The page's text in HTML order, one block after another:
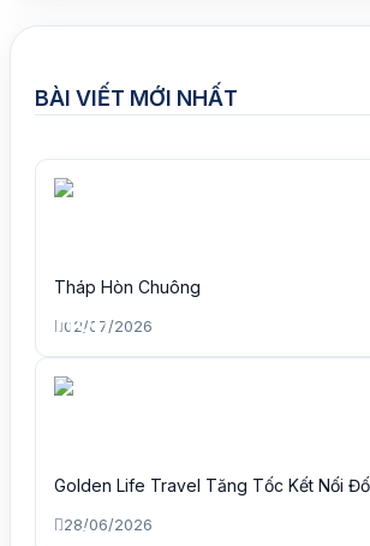
BÀI VIẾT MỚI NHẤT
Tháp Hòn Chuông
02/07/2026
Golden Life Travel Tăng Tốc Kết Nối
28/06/2026